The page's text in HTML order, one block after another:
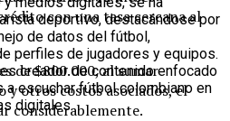
deportivo, destacándose por
de datos del fútbol,
perfiles de jugadores y equipos.
creador de contenido enfocado
a escuchar fútbol colombiano en
digitales.
con una tasa cercana al
de $800.000, al sumar
y otros costos asociados, el
considerablemente.